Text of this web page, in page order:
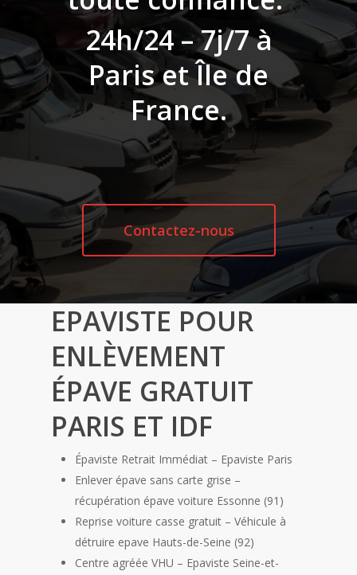
24h/24 – 7j/7 à
Paris et Île de
France.
Contactez-nous
EPAVISTE POUR
ENLÈVEMENT
ÉPAVE GRATUIT
PARIS ET IDF
Épaviste Retrait Immédiat – Epaviste Paris
Enlever épave sans carte grise –
récupération épave voiture Essonne (91)
Reprise voiture casse gratuit – Véhicule à
détruire epave Hauts-de-Seine (92)
Centre agréée VHU – Epaviste Seine-et-